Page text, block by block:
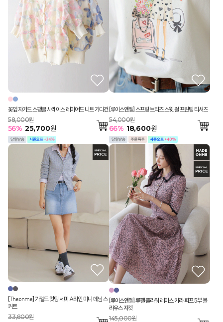
꽃잎 쟈가드 스팽글 샤레이스 레이어드 니트 가디건
58,000원
56% 25,700원
[루이스엔젤] 스프링 브리즈 스윗 걸 프린팅 티셔츠
54,000원
66% 18,600원
[Theonme] 가엘드 컷팅 세미 A라인 미니 데님 스
커트
33,800원
[루이스엔젤] 루펠 플라워 레이스 카라 퍼프 5부 블
라우스 자켓
145,000원